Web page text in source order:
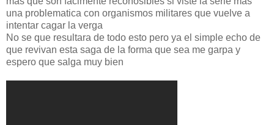
una problematica con organismos militares que vuelve a
intentar cagar la verga
No se que resultara de todo esto pero ya el simple echo de
que revivan esta saga de la forma que sea me garpa y
espero que salga muy bien